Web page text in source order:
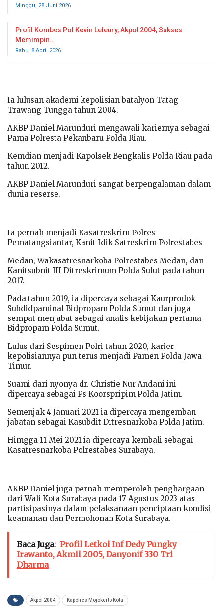
Minggu, 28 Juni 2026
Profil Kombes Pol Kevin Leleury, Akpol 2004, Sukses
Memimpin…
Rabu, 8 April 2026
Ia lulusan akademi kepolisian batalyon Tatag
Trawang Tungga tahun 2004.
AKBP Daniel Marunduri mengawali kariernya sebagai
Pama Polresta Pekanbaru Polda Riau.
Kemdian menjadi Kapolsek Bengkalis Polda Riau pada
tahun 2012.
AKBP Daniel Marunduri sangat berpengalaman dalam
dunia reserse.
Ia pernah menjadi Kasatreskrim Polres
Pematangsiantar, Kanit Idik Satreskrim Polrestabes
Medan, Wakasatresnarkoba Polrestabes Medan, dan
Kanitsubnit III Ditreskrimum Polda Sulut pada tahun
2017.
Pada tahun 2019, ia dipercaya sebagai Kaurprodok
Subdidpaminal Bidpropam Polda Sumut dan juga
sempat menjabat sebagai analis kebijakan pertama
Bidpropam Polda Sumut.
Lulus dari Sespimen Polri tahun 2020, karier
kepolisiannya pun terus menjadi Pamen Polda Jawa
Timur.
Suami dari nyonya dr. Christie Nur Andani ini
dipercaya sebagai Ps Koorspripim Polda Jatim.
Semenjak 4 Januari 2021 ia dipercaya mengemban
jabatan sebagai Kasubdit Ditresnarkoba Polda Jatim.
Himgga 11 Mei 2021 ia dipercaya kembali sebagai
Kasatresnarkoba Polrestabes Surabaya.
AKBP Daniel juga pernah memperoleh penghargaan
dari Wali Kota Surabaya pada 17 Agustus 2023 atas
partisipasinya dalam pelaksanaan penciptaan kondisi
keamanan dan Permohonan Kota Surabaya.
Baca Juga: Profil Letkol Inf Dedy Pungky
Irawanto, Akmil 2005, Danyonif 330 Tri
Dharma
Akpol 2004 Kapolres Mojokerto Kota